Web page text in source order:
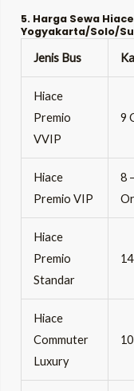
5. Harga Sewa
Yogyakarta/Solo/
Jenis Bus
Hiace
Premio
VVIP
9
Hiace
Premio VIP
8
Hiace
Premio
Standar
Hiace
Commuter
Luxury